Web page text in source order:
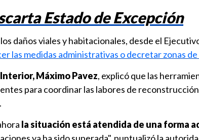
Estado de Excepción
daños viales y habitacionales, desde el
las medidas administrativas o decretar zonas
Máximo Pavez, explicó que las
para coordinar las labores de
la situación está atendida de una forma